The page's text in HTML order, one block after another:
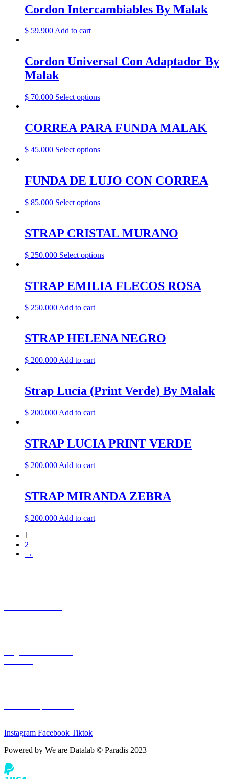
the
multiple
variants.
chosen
on
page
Cordon Intercambiables By Malak
$ 59.900Add to cart
Cordon Universal Con Adaptador By
Malak
$ 70.000 Select optionsThis
multiple
variants.
options
chosen
on
product
CORREA PARA FUNDA MALAK
$ 45.000 Select optionsThis
multiple
variants.
options
chosen
on
product
FUNDA DE LUJO CON CORREA
$ 85.000 Select optionsThis
multiple
variants.
options
chosen
on
STRAP CRISTAL MURANO
$ 250.000 Select optionsThis
multiple
variants.
chosen
on
STRAP EMILIA FLECOS ROSA
$ 250.000 Add to cart
STRAP HELENA NEGRO
$ 200.000 Add to cart
Strap Lucía (Print Verde) By Malak
$ 200.000 Add to cart
STRAP LUCIA PRINT VERDE
$ 200.000 Add to cart
STRAP MIRANDA ZEBRA
$ 200.000 Add to cart
1
2
→
Instagram Facebook Tiktok
Powered by We are Datalab © Paradis 2023